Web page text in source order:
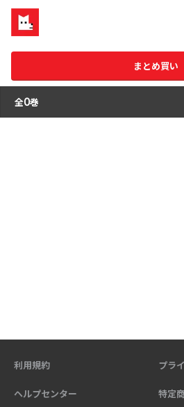
まとめ買い
全0巻
利用規約 プラ
ヘルプセンター 特定